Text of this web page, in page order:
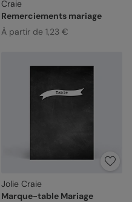
Craie
Remerciements mariage
À partir de 1,23 €
Jolie Craie
Marque-table Mariage